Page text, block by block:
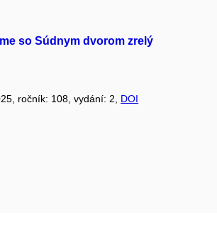
so Súdnym dvorom zrelý
ročník: 108, vydání: 2, DOI